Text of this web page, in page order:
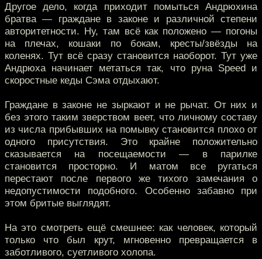
Другое дело, когда приходит помыться Андрюхина
братва — граждане в законе и различной степени
авторитетности. Ну, там всё как положено — погоны
на плечах, кошаки по бокам, кресты/звёзды на
коленях. Тут всё сразу становится наоборот. Тут уже
Андрюха начинает метаться так, что руна Speed и
скоростные кеды Сэма отдыхают.
Граждане в законе не зыркают и не рычат. От них и
без этого таким зверством веет, что личному составу
из числа прибывших на помывку становится плохо от
одного присутствия. Это крайне положительно
сказывается на посещаемости — в парилке
становится просторно. И матом все ругаться
перестают после первого же тихого замечания о
недопустимости подобного. Особенно забавно при
этом бритые выглядят.
На это смотреть ещё смешнее: как человек, который
только что был крут, мгновенно превращается в
заботливого, суетливого холопа.